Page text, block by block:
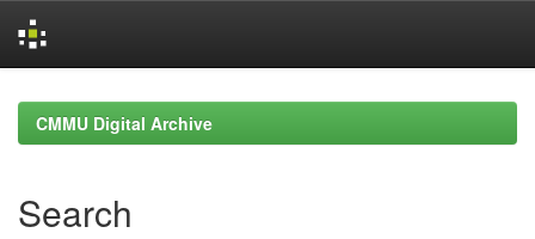
navigationCMMU Digital Archive
Search